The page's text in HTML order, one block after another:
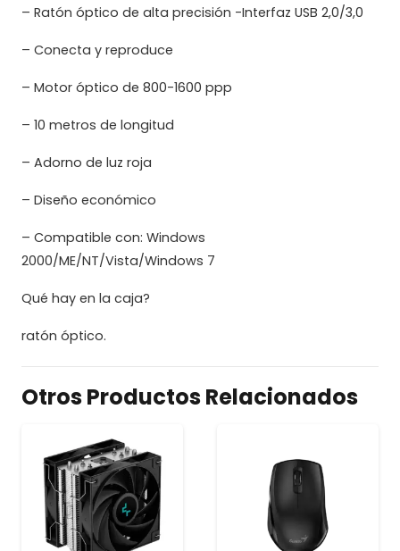
– Ratón óptico de alta precisión -Interfaz USB 2,0/3,0
– Conecta y reproduce
– Motor óptico de 800-1600 ppp
– 10 metros de longitud
– Adorno de luz roja
– Diseño económico
– Compatible con: Windows
2000/ME/NT/Vista/Windows 7
Qué hay en la caja?
ratón óptico.
Otros Productos Relacionados